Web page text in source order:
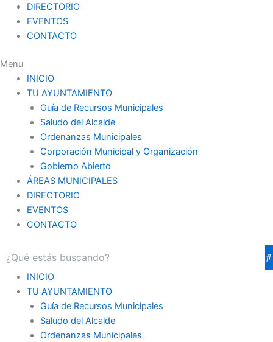
DIRECTORIO
EVENTOS
CONTACTO
Menu
INICIO
TU AYUNTAMIENTO
Guía de Recursos Municipales
Saludo del Alcalde
Ordenanzas Municipales
Corporación Municipal y Organización
Gobierno Abierto
ÁREAS MUNICIPALES
DIRECTORIO
EVENTOS
CONTACTO
INICIO
TU AYUNTAMIENTO
Guía de Recursos Municipales
Saludo del Alcalde
Ordenanzas Municipales